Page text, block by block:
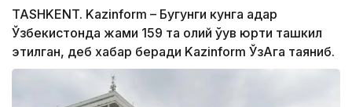
TASHKENT. Kazinform – Бугунги кунга қадар
Ўзбекистонда жами 159 та олий ўқув юрти ташкил
этилган, деб хабар беради Kazinform ЎзАга таяниб.